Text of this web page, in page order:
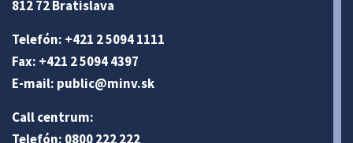
812 72 Bratislava
Telefón: +421 2 5094 1111
Fax: +421 2 5094 4397
E-mail: public@minv.sk
Call centrum:
Telefón: 0800 222 222